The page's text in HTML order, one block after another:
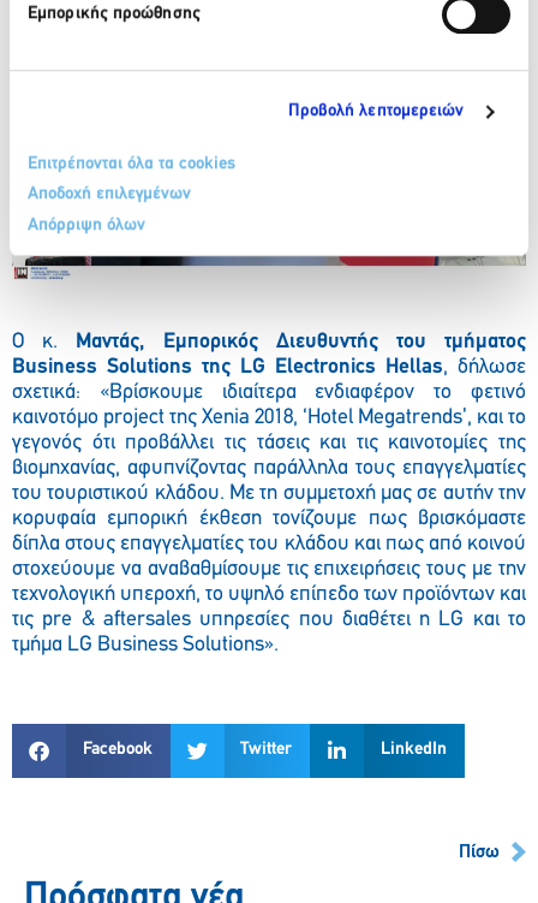
Εμπορικής προώθησης
Προβολή λεπτομερειών
Επιτρέπονται όλα τα cookies
Αποδοχή επιλεγμένων
Απόρριψη όλων
Ο κ. Μαντάς, Εμπορικός Διευθυντής του τμήματος
Business Solutions της LG Electronics Hellas, δήλωσε
σχετικά: «Βρίσκουμε ιδιαίτερα ενδιαφέρον το φετινό
καινοτόμο project της Xenia 2018, ‘Hotel Megatrends’, και το
γεγονός ότι προβάλλει τις τάσεις και τις καινοτομίες της
βιομηχανίας, αφυπνίζοντας παράλληλα τους επαγγελματίες
του τουριστικού κλάδου. Με τη συμμετοχή μας σε αυτήν την
κορυφαία εμπορική έκθεση τονίζουμε πως βρισκόμαστε
δίπλα στους επαγγελματίες του κλάδου και πως από κοινού
στοχεύουμε να αναβαθμίσουμε τις επιχειρήσεις τους με την
τεχνολογική υπεροχή, το υψηλό επίπεδο των προϊόντων και
τις pre & aftersales υπηρεσίες που διαθέτει η LG και το
τμήμα LG Business Solutions».
Facebook Twitter LinkedIn
Πίσω